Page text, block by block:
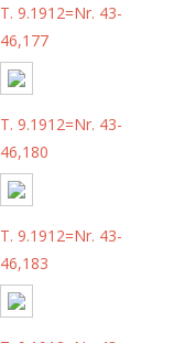
T. 9.1912=Nr. 43-
46,177
T. 9.1912=Nr. 43-
46,180
T. 9.1912=Nr. 43-
46,183